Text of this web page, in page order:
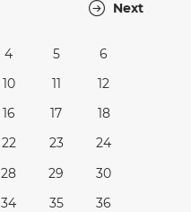
4 5
6
10 11
12
16 17
18
22 23
24
28 29
30
34 35
36
Next